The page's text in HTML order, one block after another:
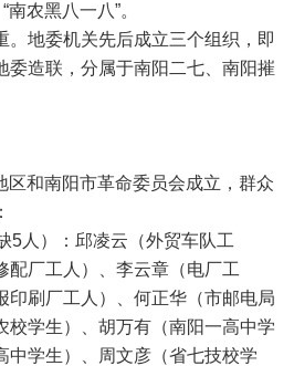
南农黑八一八”。
。地委机关先后成立三个组织，即
委造联，分属于南阳二七、南阳摧
区和南阳市革命委员会成立，群众
5人）：邱凌云（外贸车队工
配厂工人）、李云章（电厂工
印刷厂工人）、何正华（市邮电局
校学生）、胡万有（南阳一高中学
中学生）、周文彦（省七技校学